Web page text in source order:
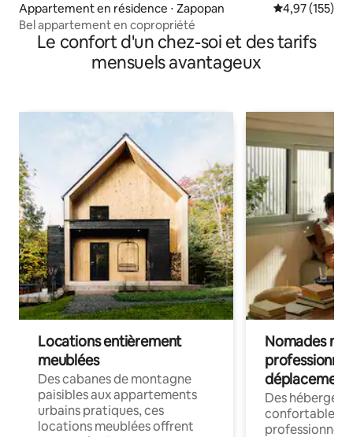
Appartement en résidence ⋅ Zapopan Évaluation
4,97 (155)
Bel appartement en copropriété
Le confort d'un chez-soi et des tarifs
mensuels avantageux
Locations entièrement
meublées
Des cabanes de montagne
paisibles aux appartements
urbains pratiques, ces
locations meublées offrent
Nomades
déplacement
Des
confortables
professionnels